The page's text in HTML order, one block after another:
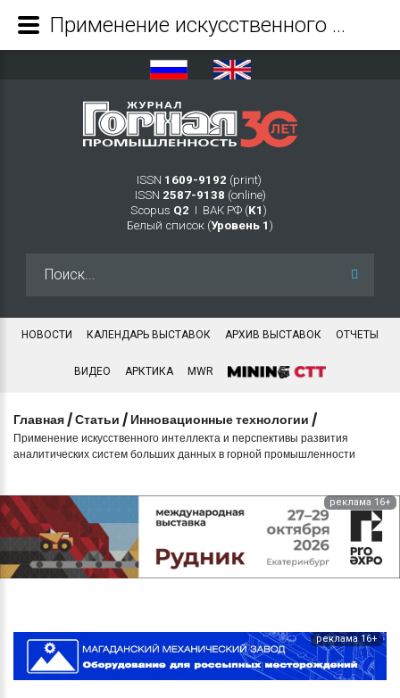
ISSN 1609-9192 (print)
ISSN 2587-9138 (online)
Scopus Q2 Ι ВАК РФ (K1 )
Белый список (Уровень 1 )
НОВОСТИ КАЛЕНДАРЬ ВЫСТАВОК АРХИВ ВЫСТАВОК ОТЧЕТЫ
ВИДЕО АРКТИКА MWR
Главная /Статьи / Инновационные технологии /
Применение искусственного интеллекта и перспективы развития
аналитических систем больших данных в горной промышленности
реклама 16+
реклама 16+
Применение искусственного интеллекта и перспективы развития аналитических систем больших данных в горной промышленности - Журнал Горная промышленность